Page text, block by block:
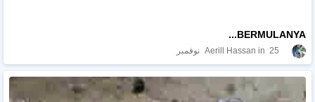
BERMULANYA...
Aerill Hassan 25 نوفمبر